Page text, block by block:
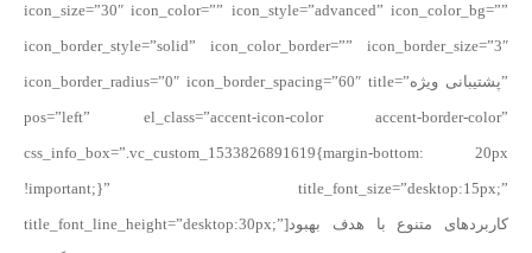
icon_size=”30″ icon_color=”” icon_style=”advanced” icon_color_bg=””
icon_border_style=”solid” icon_color_border=”” icon_border_size=”3″
icon_border_radius=”0″ icon_border_spacing=”60″ title=”پشتیبانی ویژه”
pos=”left” el_class=”accent-icon-color accent-border-color”
css_info_box=”.vc_custom_1533826891619{margin-bottom: 20px
!important;}” title_font_size=”desktop:15px;”
title_font_line_height=”desktop:30px;”]کاربردهای متنوع با هدف بهبود